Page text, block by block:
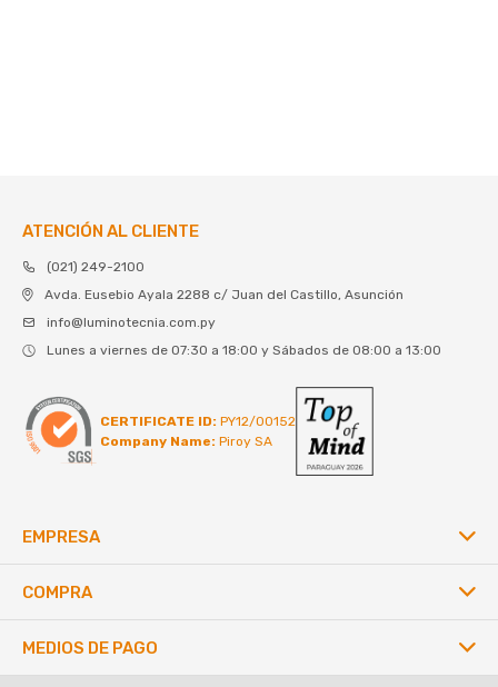
ATENCIÓN AL CLIENTE
(021) 249-2100
Avda. Eusebio Ayala 2288 c/ Juan del Castillo, Asunción
info@luminotecnia.com.py
Lunes a viernes de 07:30 a 18:00 y Sábados de 08:00 a 13:00
CERTIFICATE ID: PY12/00152
Company Name: Piroy SA
EMPRESA
COMPRA
MEDIOS DE PAGO